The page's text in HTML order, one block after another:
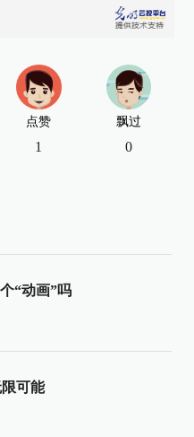
点赞
1
飘过
0
“动画”吗
可能